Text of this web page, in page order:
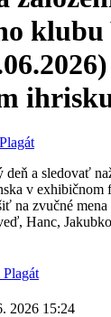
klubu
a sledovať
v exhibičnom
na zvučné
Hanc,
2026 15:24